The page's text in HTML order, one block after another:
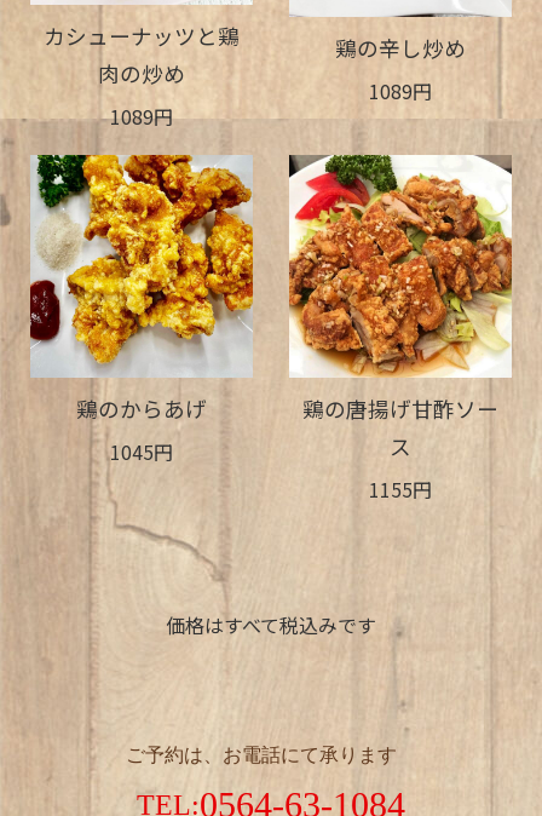
カシューナッツと鶏
肉の炒め
1089円
鶏の辛し炒め
1089円
鶏のからあげ
1045円
鶏の唐揚げ甘酢ソー
ス
1155円
価格はすべて税込みです
ご予約は、お電話にて承ります
TEL:0564-63-1084